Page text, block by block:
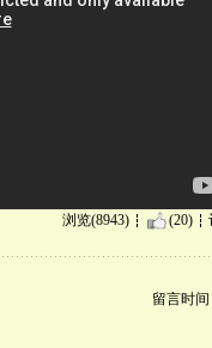
浏览(8943) (20)
留言时间